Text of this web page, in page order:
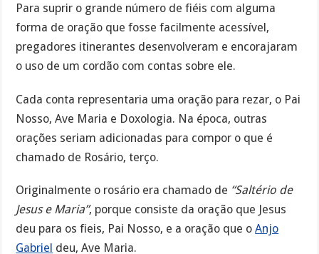
Para suprir o grande número de fiéis com alguma
forma de oração que fosse facilmente acessível,
pregadores itinerantes desenvolveram e encorajaram
o uso de um cordão com contas sobre ele.
Cada conta representaria uma oração para rezar, o Pai
Nosso, Ave Maria e Doxologia. Na época, outras
orações seriam adicionadas para compor o que é
chamado de Rosário, terço.
Originalmente o rosário era chamado de “Saltério de
Jesus e Maria”, porque consiste da oração que Jesus
deu para os fieis, Pai Nosso, e a oração que oAnjo
Gabriel deu, Ave Maria.